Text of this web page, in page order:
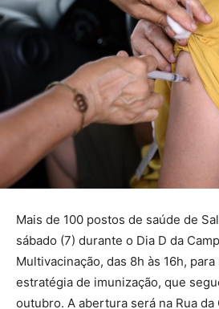
Mais de 100 postos de saúde de
sábado (7) durante o Dia D da
Multivacinação, das 8h às 16h,
estratégia de imunização, que
outubro. A abertura será na Rua da